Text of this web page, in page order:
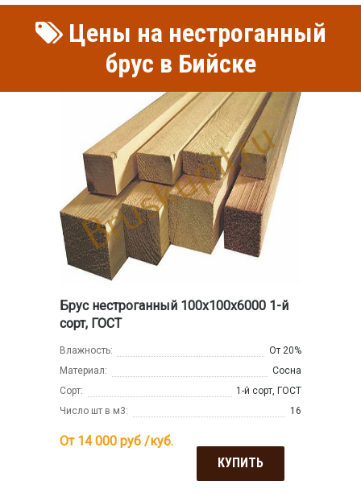
Цены на нестроганный
брус в Бийске
Брус нестроганный 100x100x6000 1-й
сорт, ГОСТ
Влажность:
От 20%
Материал:
Сосна
Сорт:
1-й сорт, ГОСТ
Число шт в м3:
16
От 14 000 руб /куб.
КУПИТЬ